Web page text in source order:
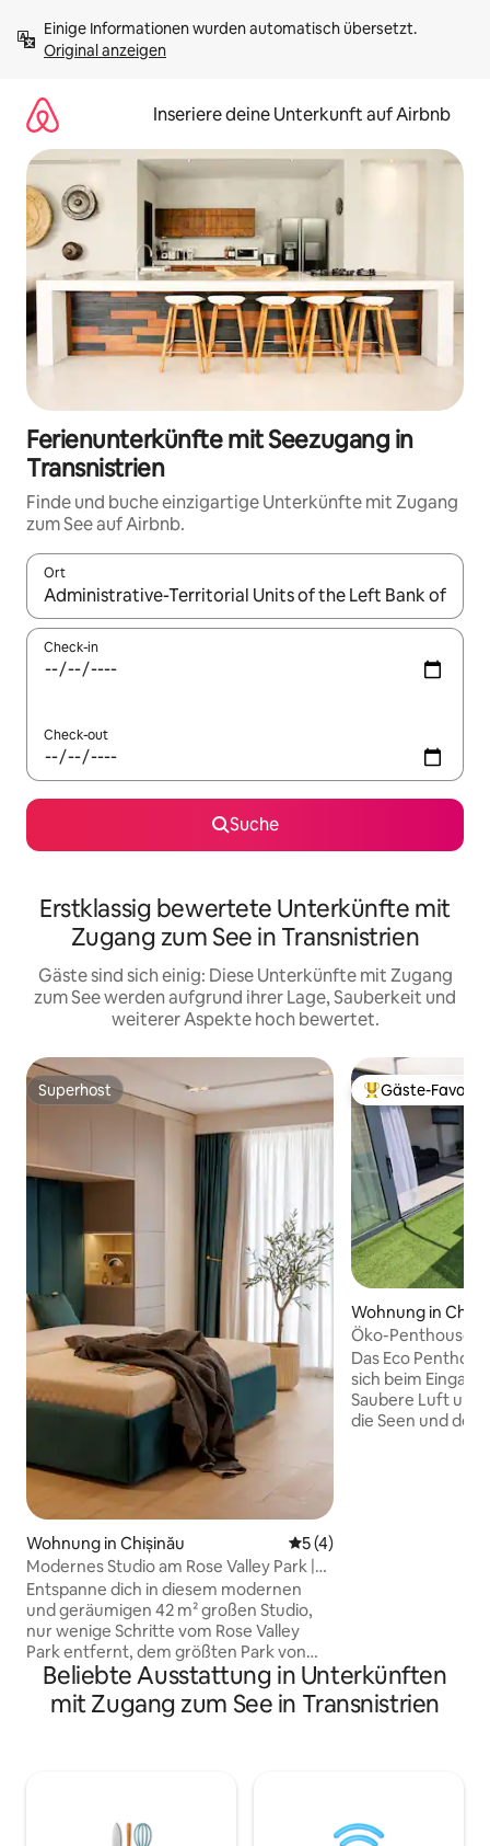
Inhalten
springenOriginal anzeigen
Inseriere deine Unterkunft auf Airbnb
Ferienunterkünfte mit Seezugang in
Transnistrien
Finde und buche einzigartige Unterkünfte mit Zugang
zum See auf Airbnb.
Ort
Wenn Ergebnisse verfügbar sind, navigiere mit den
Check-in
Check-out
Suche
Erstklassig bewertete Unterkünfte mit
Zugang zum See in Transnistrien
Gäste sind sich einig: Diese Unterkünfte mit Zugang
zum See werden aufgrund ihrer Lage, Sauberkeit und
weiterer Aspekte hoch bewertet.
Superhost
Superhost
Wohnung in Chișinău Durchschnittliche
5 (4)
Modernes Studio am Rose Valley Park |
Kingsize-Bett
Entspanne dich in diesem modernen
und geräumigen 42 m² großen Studio,
nur wenige Schritte vom Rose Valley
Park entfernt, dem größten Park von
Chișinău mit schönen Seen und
Wanderwegen. Genieße ein Kingsize-
Bett, schnelles WLAN, Smart-TV,
um die Uhr verfügbarem
Sicherheitsdienst. Supermärkte, Cafés,
Beliebter Gäste-
Gäste-Favorit
Wohnung in
Öko-Penthouse
Das Eco
sich beim
Saubere Luft und
die Seen und den
Mbit/s)
Beliebte Ausstattung in Unterkünften
mit Zugang zum See in Transnistrien